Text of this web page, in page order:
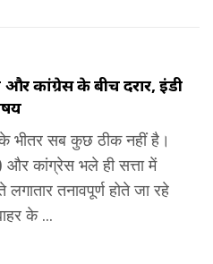
कांग्रेस के बीच दरार, इंडी
भीतर सब कुछ ठीक नहीं है।
और कांग्रेस भले ही सत्ता में
लगातार तनावपूर्ण होते जा रहे
के ...